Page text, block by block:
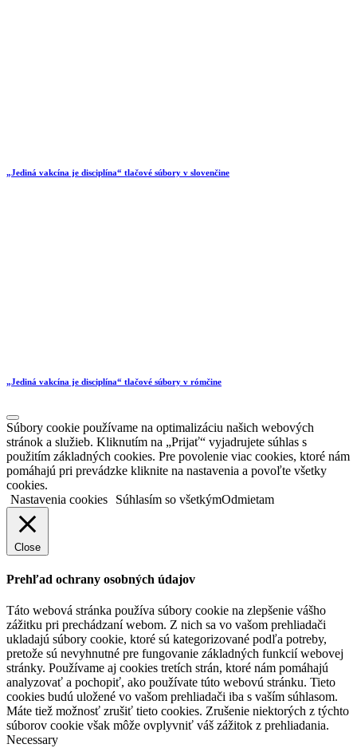
„Jediná vakcína je disciplína“ tlačové súbory v slovenčine
„Jediná vakcína je disciplína“ tlačové súbory v rómčine
Súbory cookie používame na optimalizáciu našich webových
stránok a služieb. Kliknutím na „Prijať“ vyjadrujete súhlas s
použitím základných cookies. Pre povolenie viac cookies, ktoré nám
pomáhajú pri prevádzke kliknite na nastavenia a povoľte všetky
cookies.
Nastavenia cookies
Súhlasím so všetkýmOdmietam
Close
Prehľad ochrany osobných údajov
Táto webová stránka používa súbory cookie na zlepšenie vášho
zážitku pri prechádzaní webom. Z nich sa vo vašom prehliadači
ukladajú súbory cookie, ktoré sú kategorizované podľa potreby,
pretože sú nevyhnutné pre fungovanie základných funkcií webovej
stránky. Používame aj cookies tretích strán, ktoré nám pomáhajú
analyzovať a pochopiť, ako používate túto webovú stránku. Tieto
cookies budú uložené vo vašom prehliadači iba s vaším súhlasom.
Máte tiež možnosť zrušiť tieto cookies. Zrušenie niektorých z týchto
súborov cookie však môže ovplyvniť váš zážitok z prehliadania.
Necessary